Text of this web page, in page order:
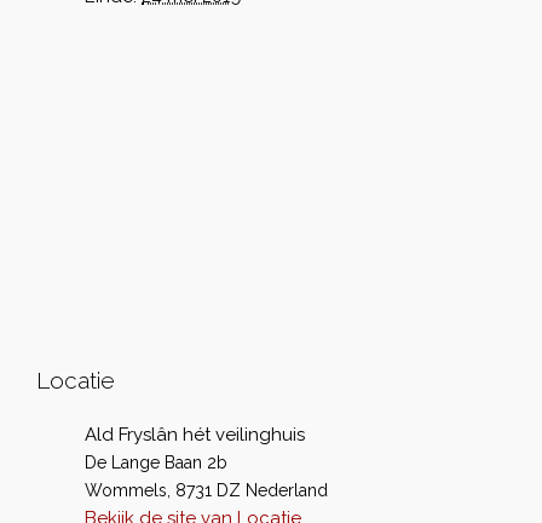
Locatie
Ald Fryslân hét veilinghuis
De Lange Baan 2b
Wommels 8731 DZ Nederland
Bekijk de site van Locatie